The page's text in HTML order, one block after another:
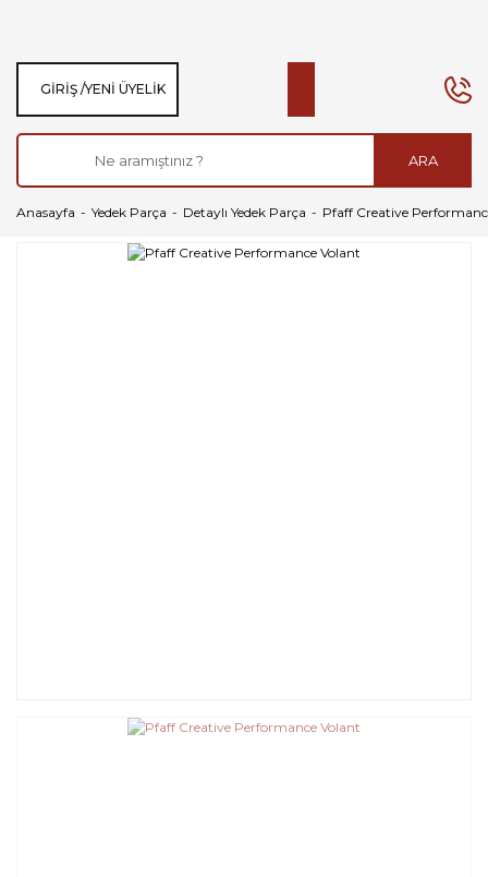
ARA
GIRIŞ /YENI ÜYELIK
Anasayfa Yedek Parça Detaylı Yedek Parça Pfaff Creative